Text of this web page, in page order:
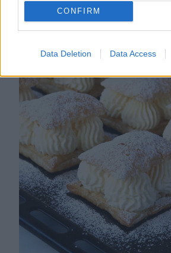
CONFIRM
Data Deletion Data Access
man har gäster. Tips! Baka mina
semmelmuffins – klicka här för